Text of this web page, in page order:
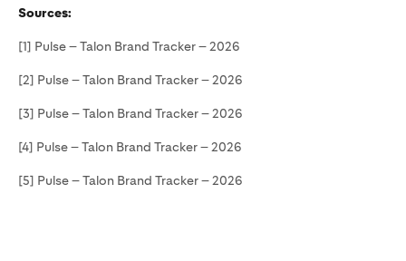
Sources:
[1] Pulse – Talon Brand Tracker – 2026
[2] Pulse – Talon Brand Tracker – 2026
[3] Pulse – Talon Brand Tracker – 2026
[4] Pulse – Talon Brand Tracker – 2026
[5] Pulse – Talon Brand Tracker – 2026